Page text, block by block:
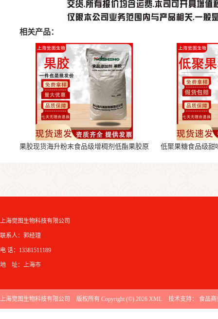
相关产品：
果胶现货海升粉末食品级增稠剂低酯果胶原
低聚果糖食品级甜
上海觉图生物科技有限公司
联系人：郭经理
电 话：13381511189
地 址：上海市
上海觉图生物科技有限公司 版权所有 Copyright (©) 2026 XML 技术支持： 食品商